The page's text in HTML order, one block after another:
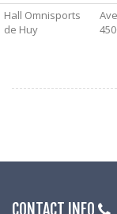
Hall Omnisports
de Huy
CONTACT INFO